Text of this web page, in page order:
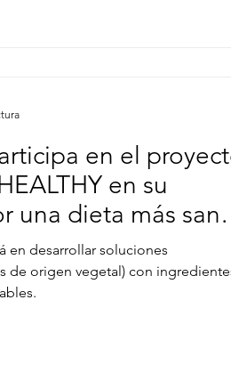
en el
en su
una dieta más
en desarrollar soluciones
de origen vegetal) con